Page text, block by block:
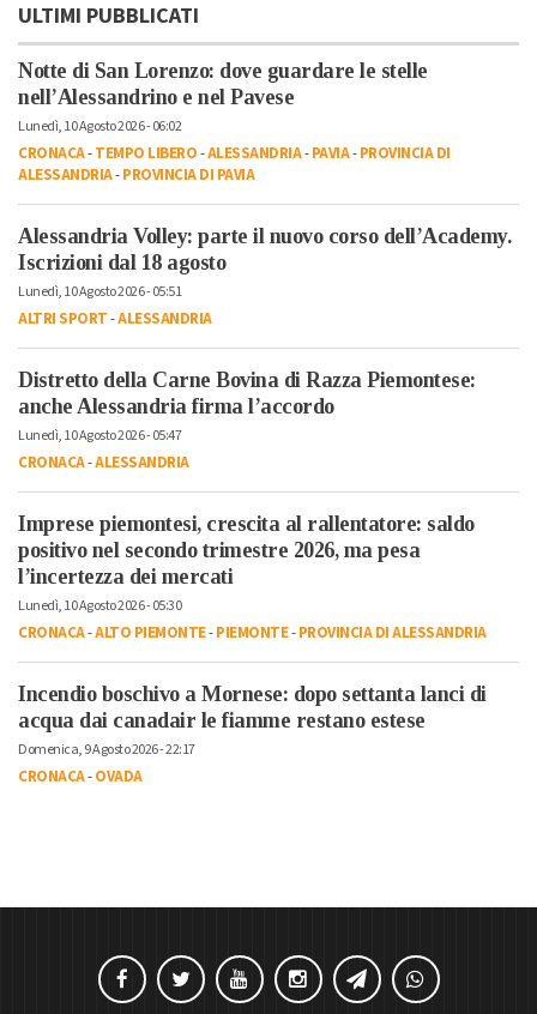
ULTIMI PUBBLICATI
Notte di San Lorenzo: dove guardare le stelle
nell’Alessandrino e nel Pavese
Lunedì, 10 Agosto 2026 - 06:02
CRONACA-TEMPO LIBERO-ALESSANDRIA-PAVIA-PROVINCIA DI
ALESSANDRIA-PROVINCIA DI PAVIA
Alessandria Volley: parte il nuovo corso dell’Academy.
Iscrizioni dal 18 agosto
Lunedì, 10 Agosto 2026 - 05:51
ALTRI SPORT-ALESSANDRIA
Distretto della Carne Bovina di Razza Piemontese:
anche Alessandria firma l’accordo
Lunedì, 10 Agosto 2026 - 05:47
CRONACA-ALESSANDRIA
Imprese piemontesi, crescita al rallentatore: saldo
positivo nel secondo trimestre 2026, ma pesa
l’incertezza dei mercati
Lunedì, 10 Agosto 2026 - 05:30
CRONACA-ALTO PIEMONTE-PIEMONTE-PROVINCIA DI ALESSANDRIA
Incendio boschivo a Mornese: dopo settanta lanci di
acqua dai canadair le fiamme restano estese
Domenica, 9 Agosto 2026 - 22:17
CRONACA-OVADA